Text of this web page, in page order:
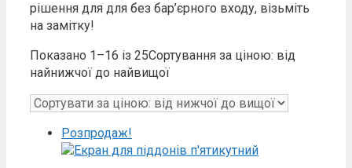
рішення для для без бар’єрного входу, візьміть
на замітку!
Показано 1–16 із 25Сортування за ціною: від
найнижчої до найвищої
Розпродаж!